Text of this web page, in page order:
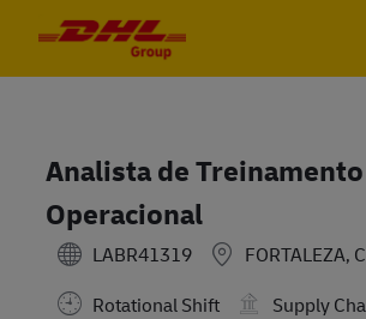
Analista de Treinamento
Operacional
LABR41319
FORTALEZA,
Rotational Shift
Supply